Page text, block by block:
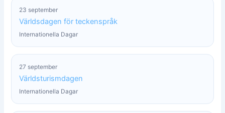
23 september
Världsdagen för teckenspråk
Internationella Dagar
27 september
Världsturismdagen
Internationella Dagar